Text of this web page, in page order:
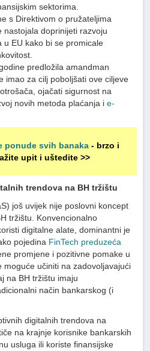
sektorima.
s Direktivom o pružateljima
nastojala doprinijeti razvoju
u EU kako bi se promicale
predložila amandman
imao za cilj poboljšati ove ciljeve
ojačati sigurnost na
novih metoda plaćanja ie-
ponude svih banaka- brzo i
upit i uštedite >>
trendova na BH tržištu
još uvijek nije poslovni koncept
tržištu. Konvencionalno
digitalne alate, dominantni je
pojedina FinTech preduzeća
promjene i pozitivne pomake u
moguće učiniti na zadovoljavajući
na BH tržištu imaju
način bankarskog (i
digitalnih trendova na
na krajnje korisnike bankarskih
usluga ili koriste finansijske